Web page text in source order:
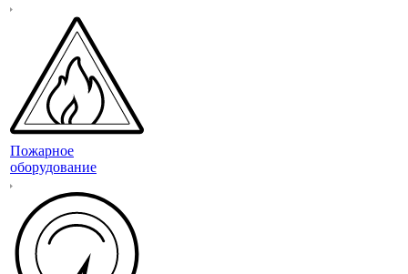
Пожарное
оборудование